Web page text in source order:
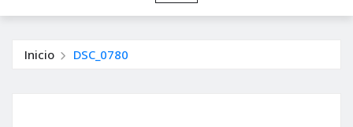
Inicio DSC_0780